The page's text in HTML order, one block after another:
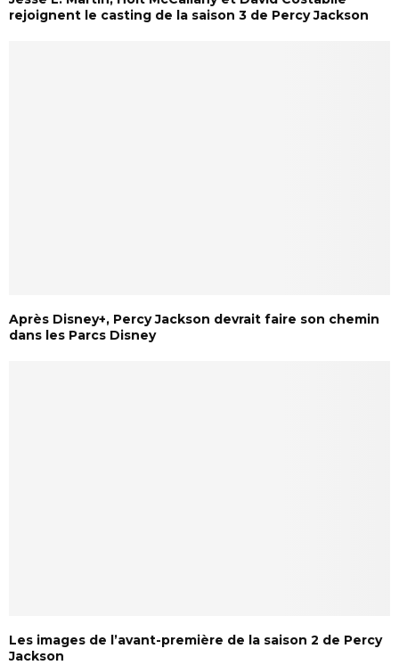
rejoignent le casting de la saison 3 de Percy Jackson
Après Disney+, Percy Jackson devrait faire son chemin
dans les Parcs Disney
Les images de l’avant-première de la saison 2 de Percy
Jackson